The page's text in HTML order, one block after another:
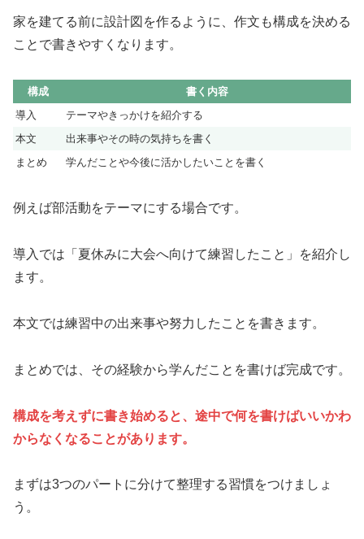
家を建てる前に設計図を作るように、作文も構成を決める
ことで書きやすくなります。
構成
書く内容
導入
テーマやきっかけを紹介する
本文
出来事やその時の気持ちを書く
まとめ
学んだことや今後に活かしたいことを書く
例えば部活動をテーマにする場合です。
導入では「夏休みに大会へ向けて練習したこと」を紹介し
ます。
本文では練習中の出来事や努力したことを書きます。
まとめでは、その経験から学んだことを書けば完成です。
構成を考えずに書き始めると、途中で何を書けばいいかわ
からなくなることがあります。
まずは3つのパートに分けて整理する習慣をつけましょ
う。